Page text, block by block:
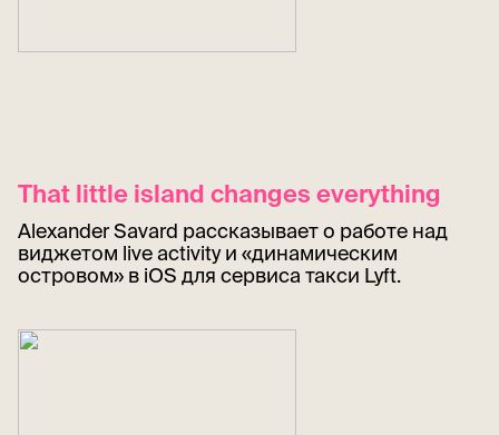
That little island changes everything
Alexander Savard рассказывает о работе над
виджетом live activity и «динамическим
островом» в iOS для сервиса такси Lyft.